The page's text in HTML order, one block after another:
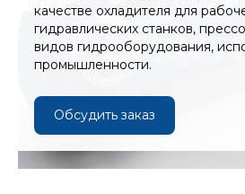
Обсудить заказ
качестве охладителя для
гидравлических станков,
видов гидрооборудования,
промышленности.